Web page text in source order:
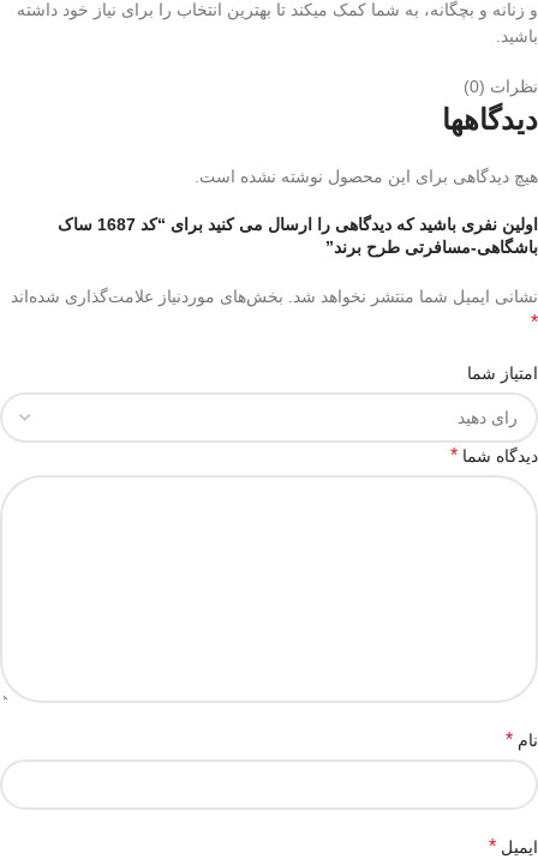
و زنانه و بچگانه، به شما کمک میکند تا بهترین انتخاب را برای نیاز خود داشته
باشید.
نظرات (0)
دیدگاهها
هیچ دیدگاهی برای این محصول نوشته نشده است.
اولین نفری باشید که دیدگاهی را ارسال می کنید برای “کد 1687 ساک
باشگاهی-مسافرتی طرح برند”
نشانی ایمیل شما منتشر نخواهد شد. بخش‌های موردنیاز علامت‌گذاری شده‌اند
*
امتیاز شما
دیدگاه شما *
نام *
ایمیل *